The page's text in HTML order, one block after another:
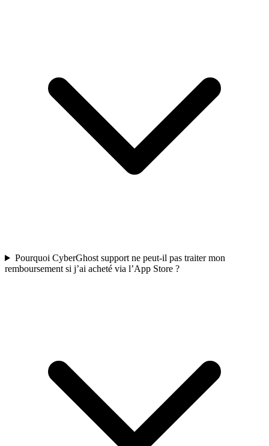
Pourquoi CyberGhost support ne peut-il pas traiter mon
remboursement si j’ai acheté via l’App Store ?